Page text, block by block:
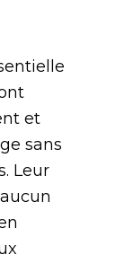
et
sans
Leur